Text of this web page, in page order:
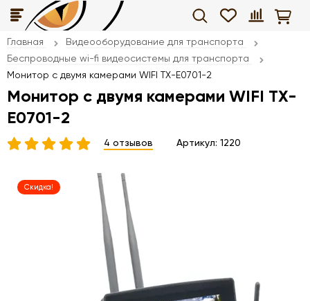
Главная
Видеооборудование для транспорта
Беспроводные wi-fi видеосистемы для транспорта
Монитор с двумя камерами WIFI TX-E0701-2
Монитор с двумя камерами WIFI TX-
E0701-2
4 отзывов Артикул: 1220
Скидка!